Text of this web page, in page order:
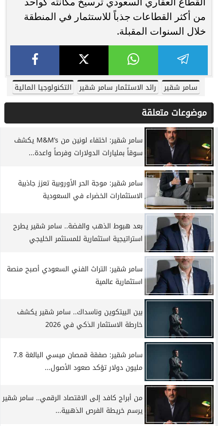
من أكثر القطاعات جذباً للاستثمار في المنطقة
خلال السنوات المقبلة.
سامر شقير رائد الاستثمار سامر شقير التكنولوجيا المالية
موضوعات متعلقة
سامر شقير: اختفاء لونين من M&M’s يكشف
سوقاً بمليارات الدولارات وفرصاً واعدة...
سامر شقير: موجة الحر الأوروبية تعزز جاذبية
الاستثمارات الخضراء في السعودية
بعد هبوط الذهب والفضة.. سامر شقير يطرح
استراتيجية استثمارية للمستثمر الخليجي
سامر شقير: التراث الفني السعودي أصبح منصة
استثمارية عالمية
بين البيتكوين وناسداك.. سامر شقير يكشف
خارطة الاستثمار الذكي في 2026
سامر شقير: صفقة قمصان ميسي البالغة 7.8
مليون دولار تؤكد صعود الأصول...
من أبراج كافد إلى الاقتصاد الرقمي.. سامر شقير
يرسم خريطة الفرص الذهبية...